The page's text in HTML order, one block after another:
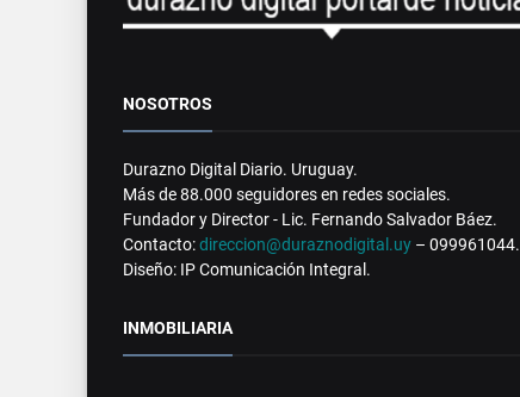
NOSOTROS
Durazno Digital Diario. Uruguay.
Más de 88.000 seguidores en redes sociales.
Fundador y Director - Lic. Fernando Salvador Báez.
Contacto:direccion@duraznodigital.uy – 099961044.
Diseño: IP Comunicación Integral.
INMOBILIARIA